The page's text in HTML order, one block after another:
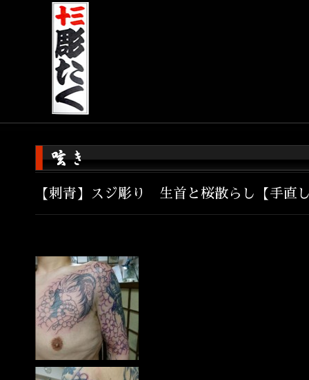
【刺青】スジ彫り 生首と桜散らし【手直